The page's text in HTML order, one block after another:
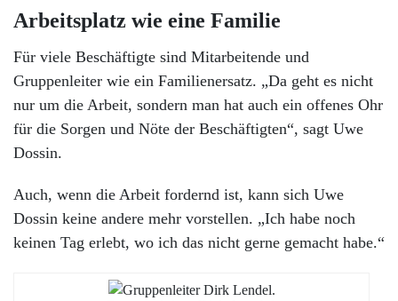
Arbeitsplatz wie eine Familie
Für viele Beschäftigte sind Mitarbeitende und
Gruppenleiter wie ein Familienersatz. „Da geht es nicht
nur um die Arbeit, sondern man hat auch ein offenes Ohr
für die Sorgen und Nöte der Beschäftigten“, sagt Uwe
Dossin.
Auch, wenn die Arbeit fordernd ist, kann sich Uwe
Dossin keine andere mehr vorstellen. „Ich habe noch
keinen Tag erlebt, wo ich das nicht gerne gemacht habe.“